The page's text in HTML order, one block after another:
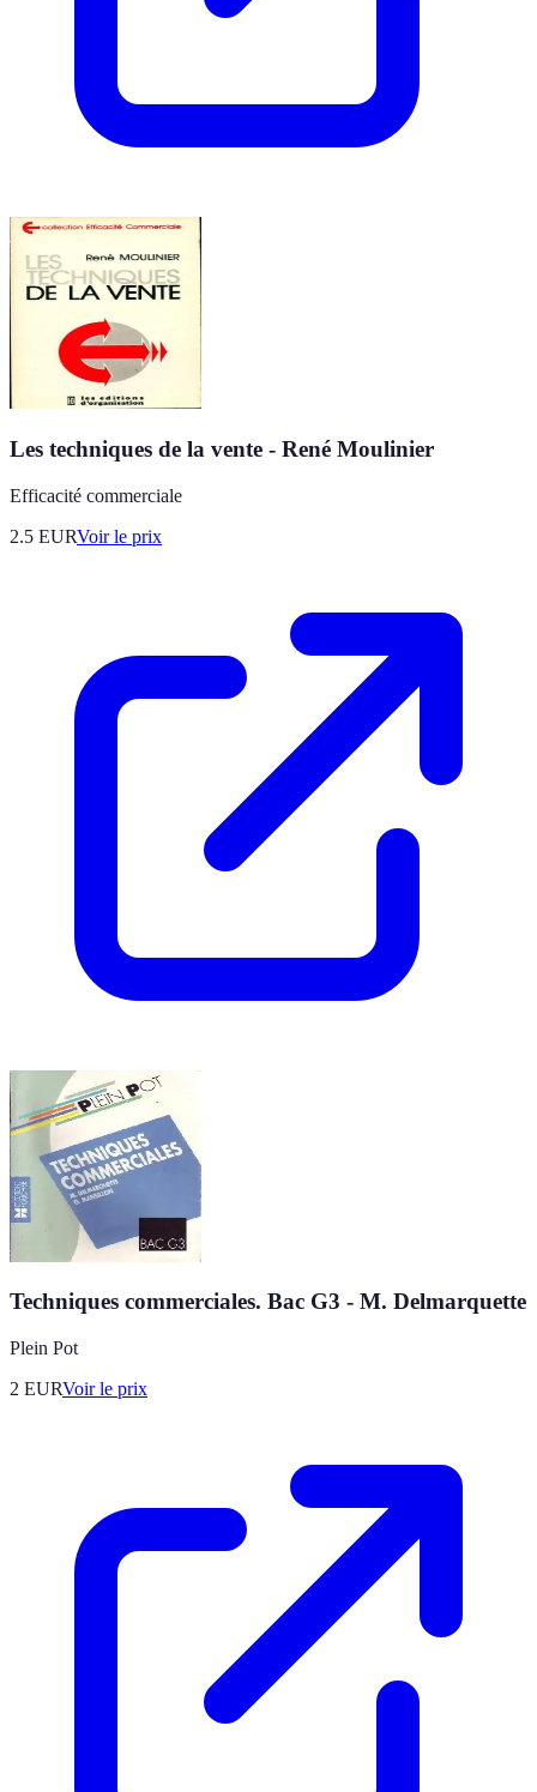
Les techniques de la vente - René Moulinier
Efficacité commerciale
2.5 EURVoir le prix
Techniques commerciales. Bac G3 - M. Delmarquette
Plein Pot
2 EURVoir le prix